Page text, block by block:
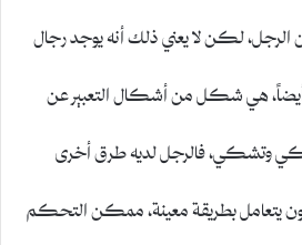
لكن لا يعني ذلك أنه يوجد رجال
هي شكل من أشكال التعبير عن
وتشكي، فالرجل لديه طرق أخرى
يتعامل بطريقة معينة، ممكن التحكم